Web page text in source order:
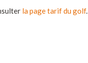
la page tarif du golf.